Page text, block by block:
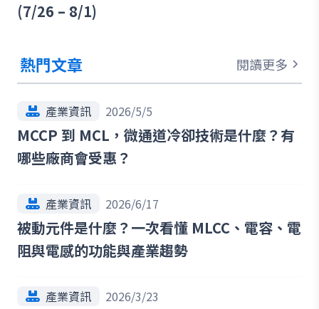
(7/26 – 8/1)
熱門文章 閱讀更多
產業資訊 2026/5/5
MCCP 到 MCL，微通道冷卻技術是什麼？有
哪些廠商會受惠？
產業資訊 2026/6/17
被動元件是什麼？一次看懂 MLCC、電容、電
阻與電感的功能與產業趨勢
產業資訊 2026/3/23